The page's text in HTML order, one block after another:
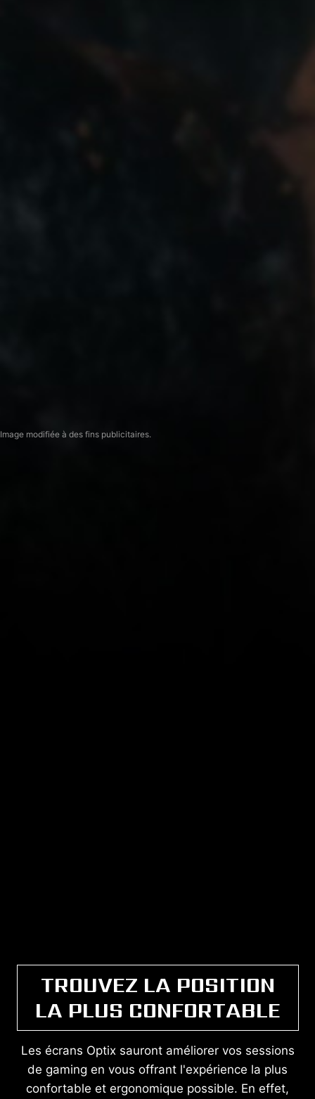
Image modifiée à des fins publicitaires.
TROUVEZ LA POSITION
LA PLUS CONFORTABLE
Les écrans Optix sauront améliorer vos sessions
de gaming en vous offrant l'expérience la plus
confortable et ergonomique possible. En effet,